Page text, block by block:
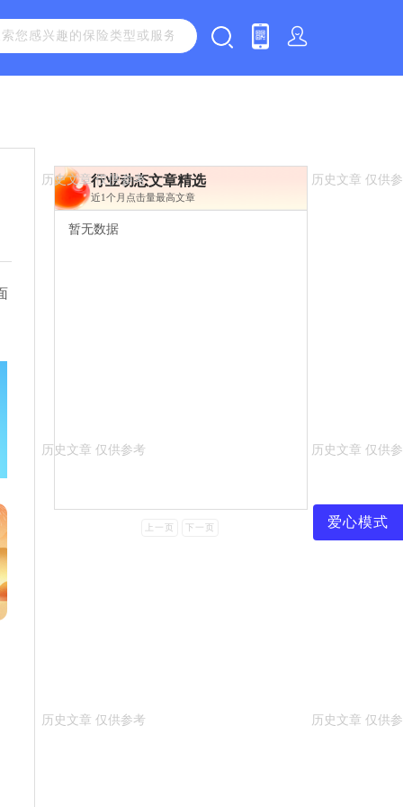
行业动态文章精选
近1个月点击量最高文章
暂无数据
上一页 下一页 爱心模式